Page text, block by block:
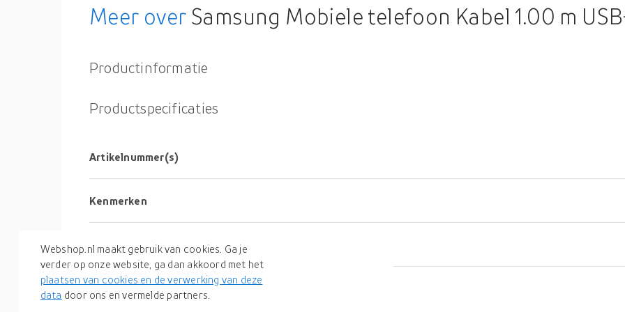
Meer over Samsung Mobiele telefoon Kabel 1.00 m
Productinformatie
Productspecificaties
Artikelnummer(s)
Kenmerken
Gewicht en omvang
Inhoud van de verpakking
Webshop.nl maakt gebruik van cookies. Ga je
verder op onze website, ga dan akkoord met het
plaatsen van cookies en de verwerking van deze
data door ons en vermelde partners.